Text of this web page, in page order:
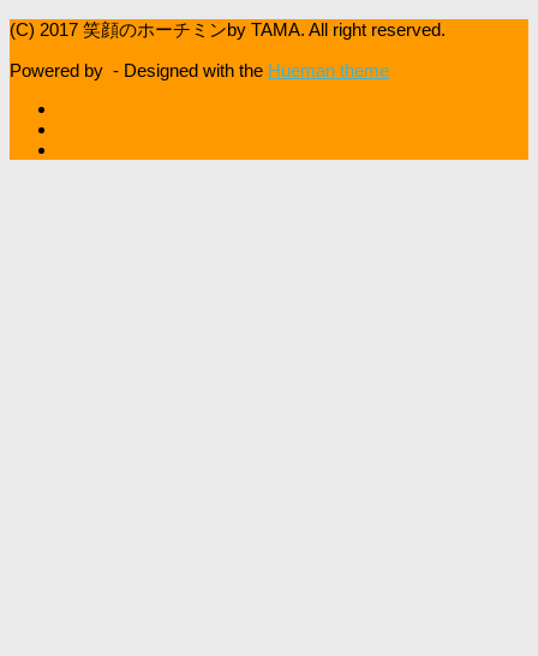
(C) 2017 笑顔のホーチミンby TAMA. All right reserved.
Powered by - Designed with the Hueman theme